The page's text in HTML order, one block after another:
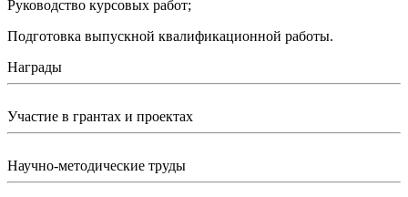
Руководство курсовых работ;
Подготовка выпускной квалификационной работы.
Награды
Участие в грантах и проектах
Научно-методические труды